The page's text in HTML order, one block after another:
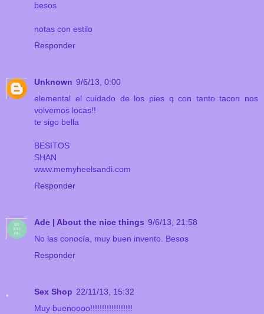
besos
notas con estilo
Responder
Unknown 9/6/13, 0:00
elemental el cuidado de los pies q con tanto tacon nos
volvemos locas!!
te sigo bella
BESITOS
SHAN
www.memyheelsandi.com
Responder
Ade | About the nice things 9/6/13, 21:58
No las conocía, muy buen invento. Besos
Responder
Sex Shop 22/11/13, 15:32
Muy buenoooo!!!!!!!!!!!!!!!!!!